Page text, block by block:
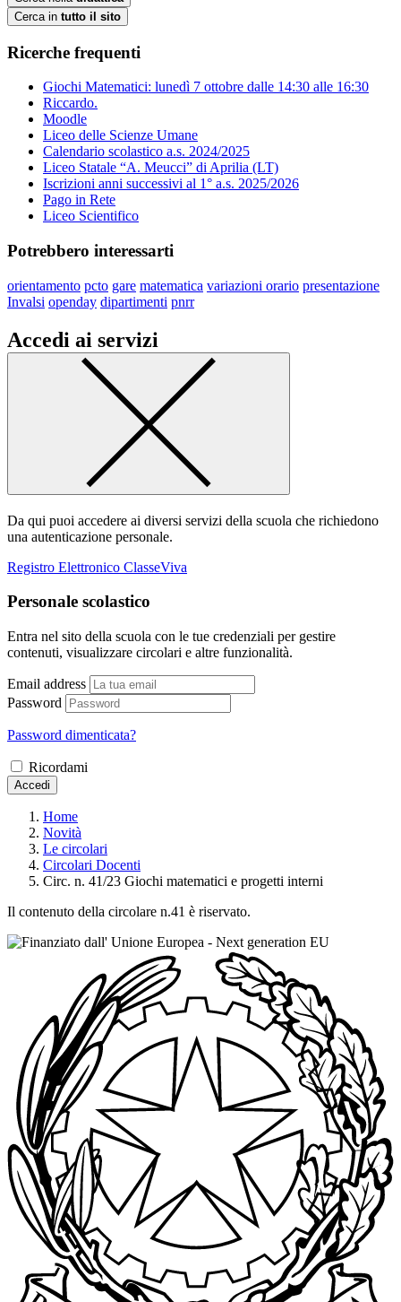
Cerca in tutto il sito
Ricerche frequenti
Giochi Matematici: lunedì 7 ottobre dalle 14:30 alle 16:30
Riccardo.
Moodle
Liceo delle Scienze Umane
Calendario scolastico a.s. 2024/2025
Liceo Statale “A. Meucci” di Aprilia (LT)
Iscrizioni anni successivi al 1° a.s. 2025/2026
Pago in Rete
Liceo Scientifico
Potrebbero interessarti
orientamento pcto gare matematica variazioni orario presentazione
Invalsi openday dipartimenti pnrr
Accedi ai servizi
Da qui puoi accedere ai diversi servizi della scuola che richiedono
una autenticazione personale.
Registro Elettronico ClasseViva
Personale scolastico
Entra nel sito della scuola con le tue credenziali per gestire
contenuti, visualizzare circolari e altre funzionalità.
Email address
Password
Password dimenticata?
Ricordami
Accedi
Home
Novità
Le circolari
Circolari Docenti
Circ. n. 41/23 Giochi matematici e progetti interni
Il contenuto della circolare n.41 è riservato.